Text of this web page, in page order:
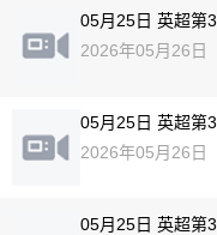
05月25日 英超第
2026年05月26日
05月25日 英超第
2026年05月26日
05月25日 英超第